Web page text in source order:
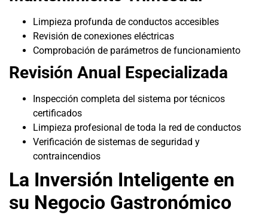
Limpieza profunda de conductos accesibles
Revisión de conexiones eléctricas
Comprobación de parámetros de funcionamiento
Revisión Anual Especializada
Inspección completa del sistema por técnicos
certificados
Limpieza profesional de toda la red de conductos
Verificación de sistemas de seguridad y
contraincendios
La Inversión Inteligente en
su Negocio Gastronómico